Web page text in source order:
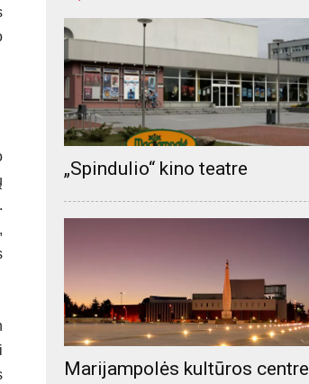
„Spindulio“ kino teatre
Marijampolės kultūros centre